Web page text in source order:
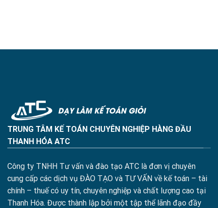
TRUNG TÂM KẾ TOÁN CHUYÊN NGHIỆP HÀNG ĐẦU
THANH HÓA ATC
Công ty TNHH Tư vấn và đào tạo ATC là đơn vị chuyên
cung cấp các dịch vụ ĐÀO TẠO và TƯ VẤN về kế toán – tài
chính – thuế có uy tín, chuyên nghiệp và chất lượng cao tại
Thanh Hóa. Được thành lập bởi một tập thể lãnh đạo đầy